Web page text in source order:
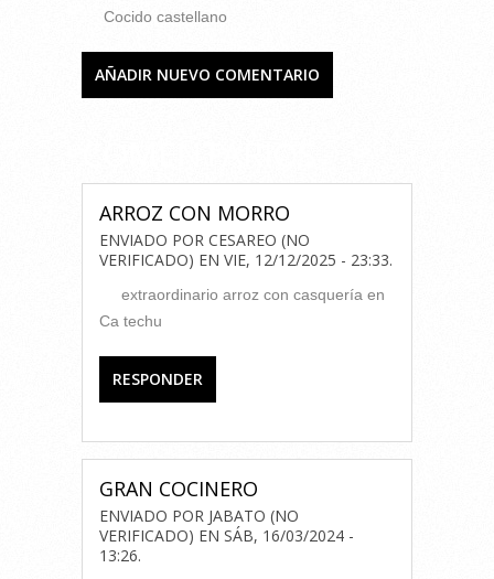
Cocido castellano
AÑADIR NUEVO COMENTARIO
ARROZ CON MORRO
ENVIADO POR CESAREO (NO
VERIFICADO) EN VIE, 12/12/2025 - 23:33.
extraordinario arroz con casquería en
Ca techu
RESPONDER
GRAN COCINERO
ENVIADO POR JABATO (NO
VERIFICADO) EN SÁB, 16/03/2024 -
13:26.